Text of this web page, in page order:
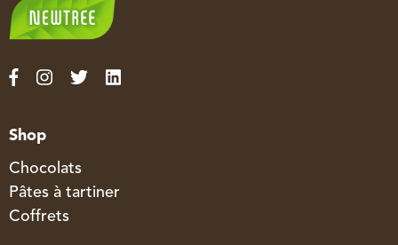
Shop
Chocolats
Pâtes à tartiner
Coffrets